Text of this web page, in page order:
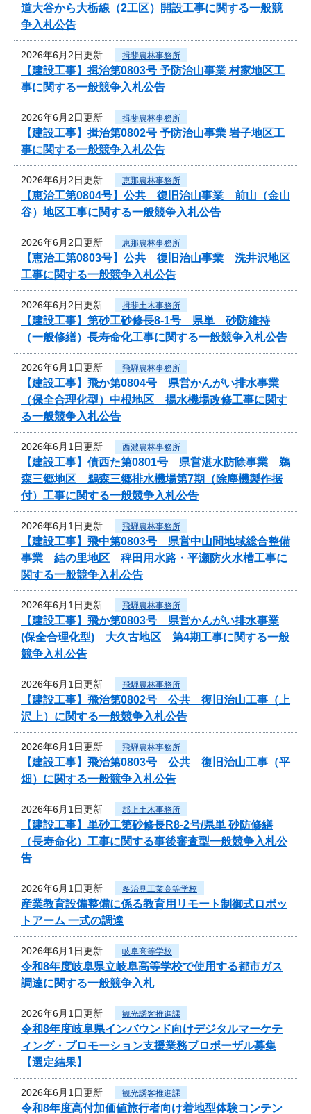
道大谷から大栃線（2工区）開設工事に関する一般競
争入札公告
2026年6月2日更新 揖斐農林事務所
【建設工事】揖治第0803号 予防治山事業 村家地区工
事に関する一般競争入札公告
2026年6月2日更新 揖斐農林事務所
【建設工事】揖治第0802号 予防治山事業 岩子地区工
事に関する一般競争入札公告
2026年6月2日更新 恵那農林事務所
【恵治工第0804号】公共 復旧治山事業 前山（金山
谷）地区工事に関する一般競争入札公告
2026年6月2日更新 恵那農林事務所
【恵治工第0803号】公共 復旧治山事業 洗井沢地区
工事に関する一般競争入札公告
2026年6月2日更新 揖斐土木事務所
【建設工事】第砂工砂修長8-1号 県単 砂防維持
（一般修繕）長寿命化工事に関する一般競争入札公告
2026年6月1日更新 飛騨農林事務所
【建設工事】飛か第0804号 県営かんがい排水事業
（保全合理化型）中根地区 揚水機場改修工事に関す
る一般競争入札公告
2026年6月1日更新 西濃農林事務所
【建設工事】債西た第0801号 県営湛水防除事業 鵜
森三郷地区 鵜森三郷排水機場第7期（除塵機製作据
付）工事に関する一般競争入札公告
2026年6月1日更新 飛騨農林事務所
【建設工事】飛中第0803号 県営中山間地域総合整備
事業 結の里地区 稗田用水路・平瀬防火水槽工事に
関する一般競争入札公告
2026年6月1日更新 飛騨農林事務所
【建設工事】飛か第0803号 県営かんがい排水事業
(保全合理化型) 大久古地区 第4期工事に関する一般
競争入札公告
2026年6月1日更新 飛騨農林事務所
【建設工事】飛治第0802号 公共 復旧治山工事（上
沢上）に関する一般競争入札公告
2026年6月1日更新 飛騨農林事務所
【建設工事】飛治第0803号 公共 復旧治山工事（平
畑）に関する一般競争入札公告
2026年6月1日更新 郡上土木事務所
【建設工事】単砂工第砂修長R8-2号/県単 砂防修繕
（長寿命化）工事に関する事後審査型一般競争入札公
告
2026年6月1日更新 多治見工業高等学校
産業教育設備整備に係る教育用リモート制御式ロボッ
トアーム 一式の調達
2026年6月1日更新 岐阜高等学校
令和8年度岐阜県立岐阜高等学校で使用する都市ガス
調達に関する一般競争入札
2026年6月1日更新 観光誘客推進課
令和8年度岐阜県インバウンド向けデジタルマーケテ
ィング・プロモーション支援業務プロポーザル募集
【選定結果】
2026年6月1日更新 観光誘客推進課
令和8年度高付加価値旅行者向け着地型体験コンテン